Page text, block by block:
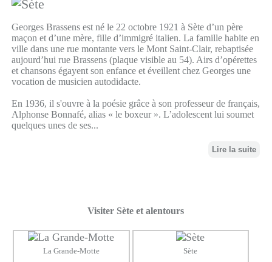
Georges Brassens est né le 22 octobre 1921 à Sète d’un père
maçon et d’une mère, fille d’immigré italien. La famille habite en
ville dans une rue montante vers le Mont Saint-Clair, rebaptisée
aujourd’hui rue Brassens (plaque visible au 54). Airs d’opérettes
et chansons égayent son enfance et éveillent chez Georges une
vocation de musicien autodidacte.
En 1936, il s'ouvre à la poésie grâce à son professeur de français,
Alphonse Bonnafé, alias « le boxeur ». L’adolescent lui soumet
quelques unes de ses...
Lire la suite
Visiter Sète et alentours
La Grande-Motte Sète